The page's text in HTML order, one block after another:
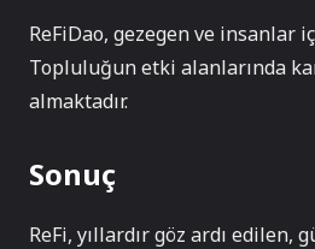
ReFiDao, gezegen ve insanlar
Topluluğun etki alanlarında
almaktadır.
Sonuç
ReFi, yıllardır göz ardı